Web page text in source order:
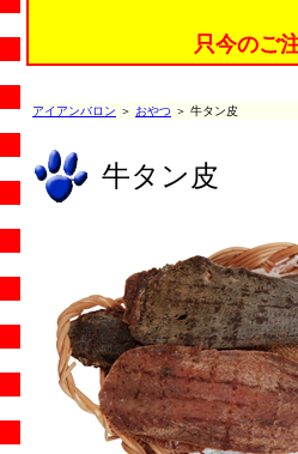
只今のご
アイアンバロン ＞ おやつ ＞ 牛タン皮
牛タン皮